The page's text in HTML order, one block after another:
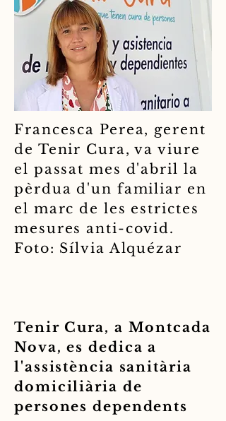
Francesca Perea, gerent
de Tenir Cura, va viure
el passat mes d'abril la
pèrdua d'un familiar en
el marc de les estrictes
mesures anti-covid.
Foto: Sílvia Alquézar
Tenir Cura, a Montcada
Nova, es dedica a
l'assistència sanitària
domiciliària de
persones dependents